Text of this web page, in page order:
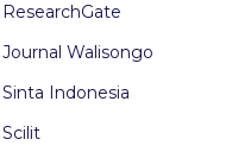
keagamaan non-
Popongan,
dengan
Tsanawiyah ...
ResearchGate
Journal Walisongo
Sinta Indonesia
Scilit